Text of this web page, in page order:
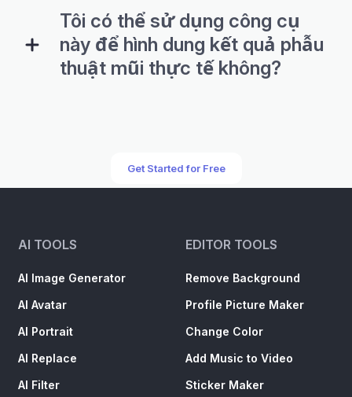
Tôi có thể sử dụng công cụ
này để hình dung kết quả phẫu
thuật mũi thực tế không?
Get Started for Free
AI TOOLS
AI Image Generator
AI Avatar
AI Portrait
AI Replace
AI Filter
EDITOR TOOLS
Remove Background
Profile Picture Maker
Change Color
Add Music to Video
Sticker Maker